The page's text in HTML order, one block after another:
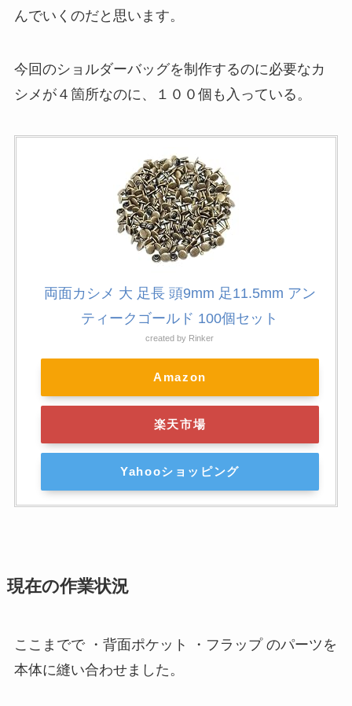
んでいくのだと思います。
今回のショルダーバッグを制作するのに必要なカ
シメが４箇所なのに、１００個も入っている。
両面カシメ 大 足長 頭9mm 足11.5mm アン
ティークゴールド 100個セット
created by Rinker
Amazon
楽天市場
Yahooショッピング
現在の作業状況
ここまでで ・背面ポケット ・フラップ のパーツを
本体に縫い合わせました。